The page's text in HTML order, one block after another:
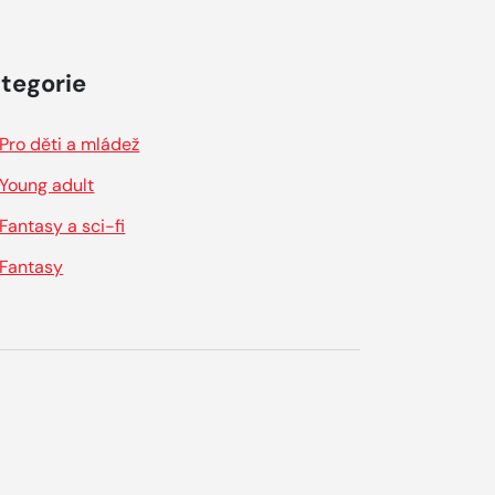
Pro děti a mládež
Young adult
Fantasy a sci-fi
Fantasy